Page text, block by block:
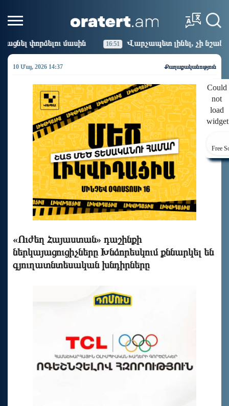
16:51 Վարչապետ լինել, չի նշանակում ինչ ուզել անել
10 Մայ, 2026 14:37 Քաղաքականություն
Could
not
load
Free
«Ուժեղ Հայաստան» դաշինքի
ներկայացուցիչները Խնձորեսկում քննարկել են
գյուղատնտեսական խնդիրները